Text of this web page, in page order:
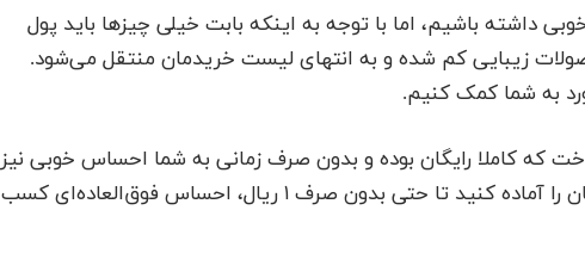
باشیم، اما با توجه به اینکه بابت خیلی چیزها باید پول
زیبایی کم شده و به انتهای لیست خریدمان منتقل می‌شود.
به شما کمک کنیم.
که کاملا رایگان بوده و بدون صرف زمانی به شما احساس خوبی نیز
خواهند بخشید. نگاهی به آن‌ها بیندازید و خودتان را آماده کنید تا حتی بدون صرف ۱ ریال، احساس فوق‌العاده‌ای کسب